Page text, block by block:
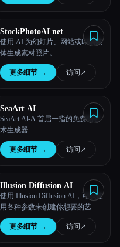
StockPhotoAI net
使用 AI 为幻灯片、网站或印刷媒
体生成素材照片。
更多细节 → 访问 ↗︎
SeaArt AI
SeaArt Al-A 首屈一指的免费铝艺
术生成器
更多细节 → 访问 ↗︎
Illusion Diffusion AI
使用 Illusion Diffusion AI，可以使
用各种参数来创建你想要的艺术
品
更多细节 → 访问 ↗︎